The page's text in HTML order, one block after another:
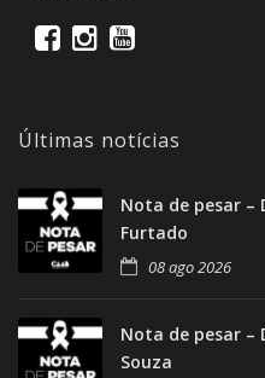
Últimas notícias
Nota de pesar –
Furtado
08 ago 2026
Nota de pesar –
Souza